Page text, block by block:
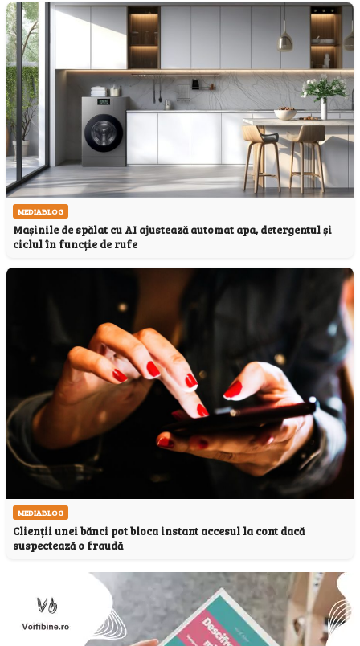
MEDIABLOG
Mașinile de spălat cu AI ajustează automat apa, detergentul și
ciclul în funcție de rufe
MEDIABLOG
Clienții unei bănci pot bloca instant accesul la cont dacă
suspectează o fraudă